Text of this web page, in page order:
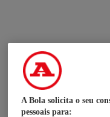
A Bola solicita o seu
pessoais para: